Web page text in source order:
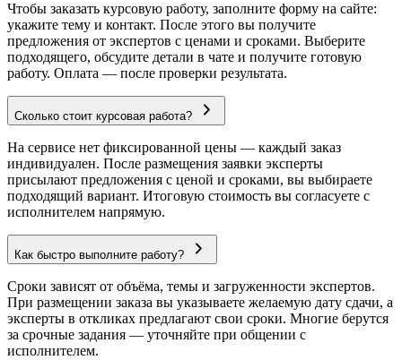
Чтобы заказать курсовую работу, заполните форму на сайте:
укажите тему и контакт. После этого вы получите
предложения от экспертов с ценами и сроками. Выберите
подходящего, обсудите детали в чате и получите готовую
работу. Оплата — после проверки результата.
Сколько стоит курсовая работа?
На сервисе нет фиксированной цены — каждый заказ
индивидуален. После размещения заявки эксперты
присылают предложения с ценой и сроками, вы выбираете
подходящий вариант. Итоговую стоимость вы согласуете с
исполнителем напрямую.
Как быстро выполните работу?
Сроки зависят от объёма, темы и загруженности экспертов.
При размещении заказа вы указываете желаемую дату сдачи, а
эксперты в откликах предлагают свои сроки. Многие берутся
за срочные задания — уточняйте при общении с
исполнителем.